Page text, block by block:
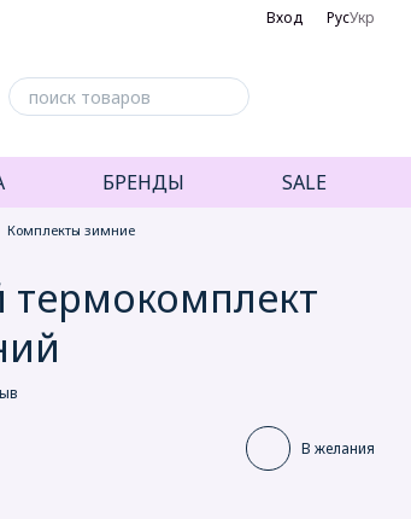
Вход РусУкр
БРЕНДЫ SALE
Комплекты зимние
В желания